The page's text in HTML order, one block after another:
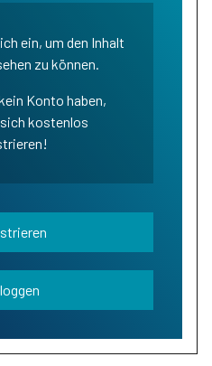
ein, um den Inhalt
zu können.
Konto haben,
kostenlos